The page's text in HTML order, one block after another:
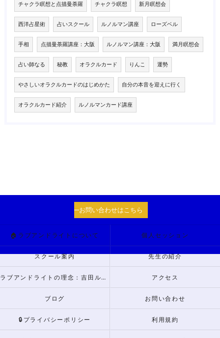
チャクラ瞑想と点描曼荼羅 チャクラ瞑想 新月瞑想会
西洋占星術 占いスクール ルノルマン講座 ローズベル
手相 点描曼荼羅講座：大阪 ルノルマン講座：大阪 満月瞑想会
占い師なる 秘教 オラクルカード りんこ 運勢
やさしいオラクルカードのはじめかた 自分の本音を迎えに行く
オラクルカード紹介 ルノルマンカード講座
お問い合わせはこちら
🏠ラブアンドライトについて 個人セッション
スクール案内 先生の紹介
ラブアンドライトの理念：吉田ルナからのメッセージ アクセス
ブログ お問い合わせ
🔒プライバシーポリシー 利用規約